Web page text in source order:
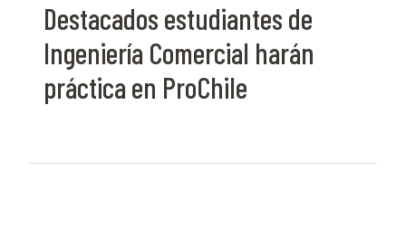
Destacados estudiantes de
Ingeniería Comercial harán
práctica en ProChile